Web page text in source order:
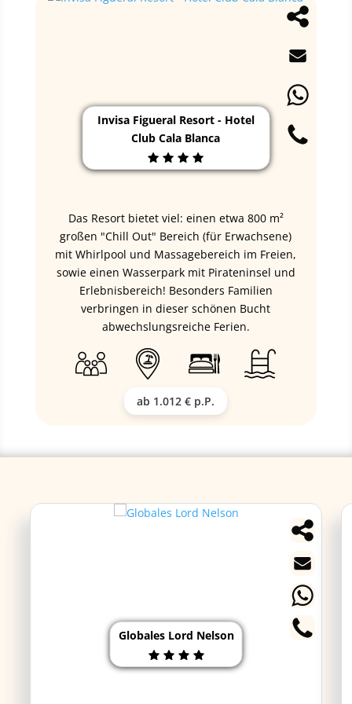
Invisa Figueral Resort - Hotel
Club Cala Blanca
Das Resort bietet viel: einen etwa 800 m²
großen "Chill Out" Bereich (für Erwachsene)
mit Whirlpool und Massagebereich im Freien,
sowie einen Wasserpark mit Pirateninsel und
Erlebnisbereich! Besonders Familien
verbringen in dieser schönen Bucht
abwechslungsreiche Ferien.
ab 1.012 € p.P.
Globales Lord Nelson